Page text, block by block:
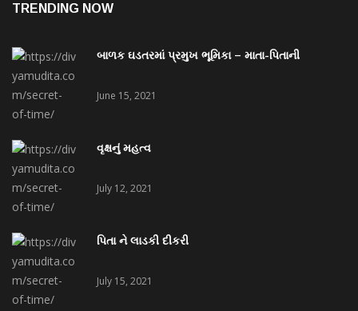
TRENDING NOW
બાળક ઘડતરમાં પ્રમુખ ભૂમિકા – માતા-પિતાની
June 15, 2021
વૃક્ષનું મહત્વ
July 12, 2021
પિતા ને લાડકી દીકરી
July 15, 2021